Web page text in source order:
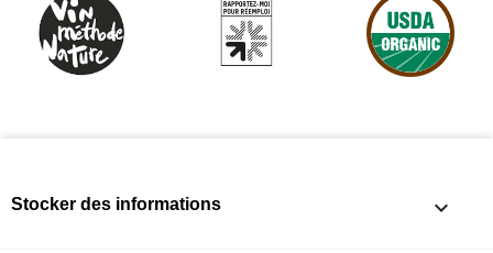
Stocker des informations keyboard_arrow_down